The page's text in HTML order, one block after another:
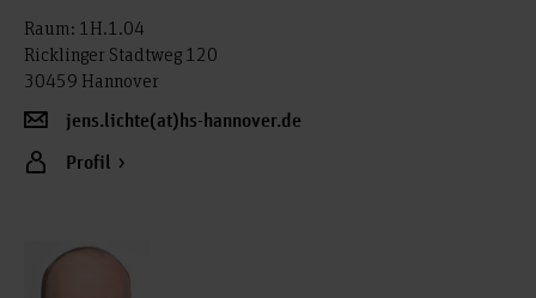
Raum: 1H.1.04
Ricklinger Stadtweg 120
30459 Hannover
jens.lichte(at)hs-hannover.de
Profil